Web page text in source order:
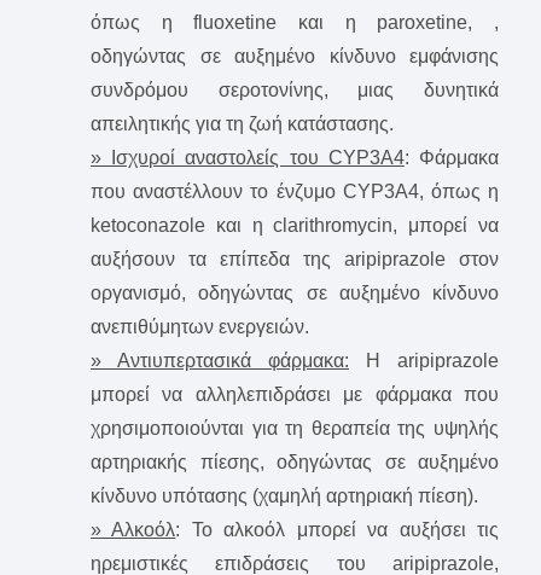
όπως η fluoxetine και η paroxetine, ,
οδηγώντας σε αυξημένο κίνδυνο εμφάνισης
συνδρόμου σεροτονίνης, μιας δυνητικά
απειλητικής για τη ζωή κατάστασης.
» Ισχυροί αναστολείς του CYP3A4: Φάρμακα
που αναστέλλουν το ένζυμο CYP3A4, όπως η
ketoconazole και η clarithromycin, μπορεί να
αυξήσουν τα επίπεδα της aripiprazole στον
οργανισμό, οδηγώντας σε αυξημένο κίνδυνο
ανεπιθύμητων ενεργειών.
» Αντιυπερτασικά φάρμακα: H aripiprazole
μπορεί να αλληλεπιδράσει με φάρμακα που
χρησιμοποιούνται για τη θεραπεία της υψηλής
αρτηριακής πίεσης, οδηγώντας σε αυξημένο
κίνδυνο υπότασης (χαμηλή αρτηριακή πίεση).
» Αλκοόλ: Το αλκοόλ μπορεί να αυξήσει τις
ηρεμιστικές επιδράσεις του aripiprazole,